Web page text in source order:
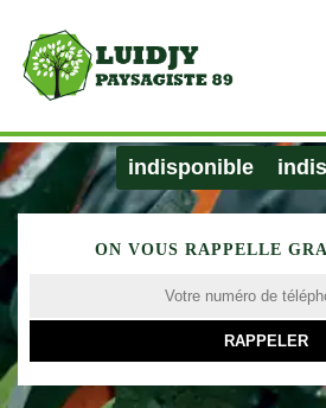
indisponible
ON VOUS RAPPELLE